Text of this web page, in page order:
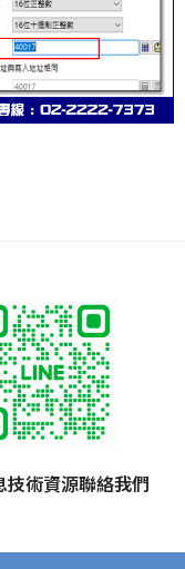
技術資源聯絡我們